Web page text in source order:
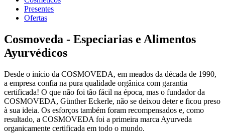
Presentes
Ofertas
Cosmoveda - Especiarias e Alimentos
Ayurvédicos
Desde o início da COSMOVEDA, em meados da década de 1990,
a empresa confia na pura qualidade orgânica com garantia
certificada! O que não foi tão fácil na época, mas o fundador da
COSMOVEDA, Günther Eckerle, não se deixou deter e ficou preso
à sua ideia. Os esforços também foram recompensados e, como
resultado, a COSMOVEDA foi a primeira marca Ayurveda
organicamente certificada em todo o mundo.